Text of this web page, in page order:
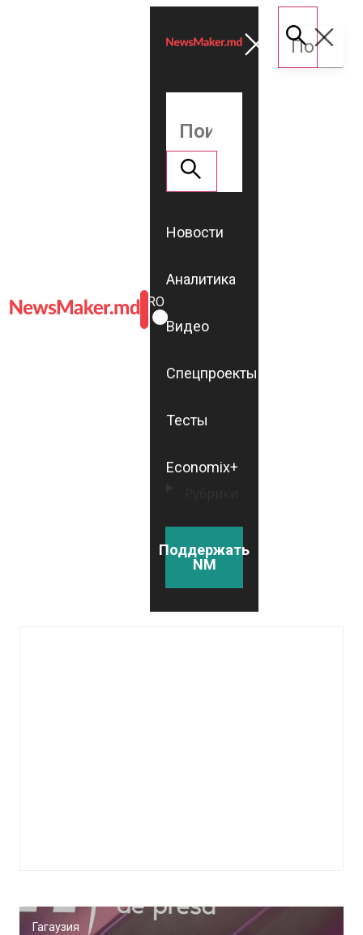
ROMÂNĂ
RU
Новости
Аналитика
Видео
Спецпроекты
Тесты
Economix+
Поддержать
NM
Гагаузия